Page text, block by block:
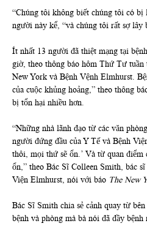
“Chúng tôi không biết chúng tôi có bị
người này kể, “và chúng tôi rất sợ lây
Ít nhất 13 người đã thiệt mạng tại
giờ, theo thông báo hôm Thứ Tư
New York và Bệnh Vệnh Elmhurst.
của cuộc khủng hoảng,” theo thông
bị tổn hại nhiều hơn.
“Những nhà lãnh đạo từ các văn
người đứng đầu của Y Tế và Bệnh
thôi, mọi thứ sẽ ổn.’ Và từ quan
ổn,” theo Bác Sĩ Colleen Smith, bác
Viện Elmhurst, nói với báo The New
Bác Sĩ Smith chia sẻ cảnh quay từ
bệnh và phòng mà bà nói đã đầy